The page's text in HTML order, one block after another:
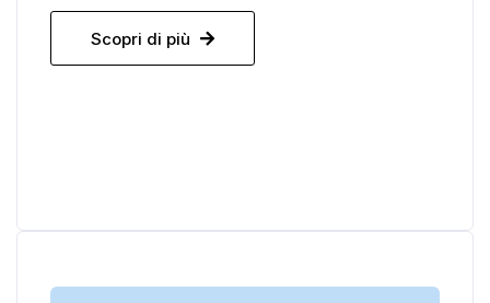
Scopri di più